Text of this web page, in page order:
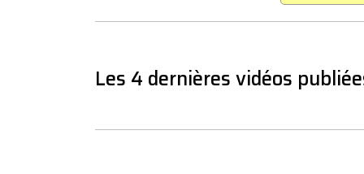
Les 4 dernières vidéos